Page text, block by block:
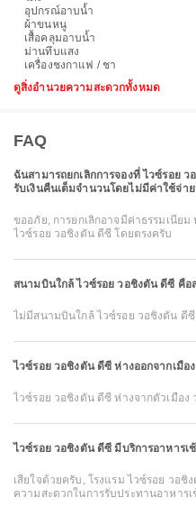
อุปกรณ์อาบน้ำ
ผ้าขนหนู
เสื้อคลุมอาบน้ำ
ม่านทึบแสง
เครื่องชงกาแฟ / ชา
ดูสิ่งอำนวยความสะดวกทั้งหมด
FAQ
ฉันสามารถยกเลิกการจองที่ ไวซ์รอย
รับเงินคืนเต็มจำนวนโดยไม่มีค่าใช้จ่า
ขออภัย, การยกเลิกอาจมีค่าธรรมเนีย
ไวซ์รอย วอชิงตัน ดีซี โดยตรงครับ
สนามบินใกล้ ไวซ์รอย วอชิงตัน ดีซี คือ
ไม่มีสนามบินใกล้ ไวซ์รอย วอชิงตัน ดีซี
ไวซ์รอย วอชิงตัน ดีซี ห่างออกจากเมือ
ไวซ์รอย วอชิงตัน ดีซี ห่างจากตัวเมือง
ไวซ์รอย วอชิงตัน ดีซี มีบริการอาหารเ
เสียใจด้วยครับ, โรงแรม ไวซ์รอย วอ
ความสะดวกในการรับประทานอาหาร